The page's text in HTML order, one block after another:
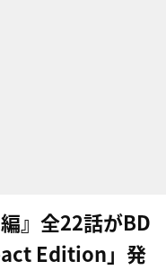
編』全22話がBD
Edition」発